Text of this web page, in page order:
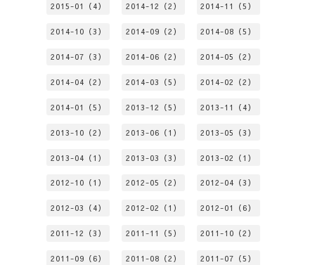
2015-01（4） 2014-12（2） 2014-11（5）
2014-10（3） 2014-09（2） 2014-08（5）
2014-07（3） 2014-06（2） 2014-05（2）
2014-04（2） 2014-03（5） 2014-02（2）
2014-01（5） 2013-12（5） 2013-11（4）
2013-10（2） 2013-06（1） 2013-05（3）
2013-04（1） 2013-03（3） 2013-02（1）
2012-10（1） 2012-05（2） 2012-04（3）
2012-03（4） 2012-02（1） 2012-01（6）
2011-12（3） 2011-11（5） 2011-10（2）
2011-09（6） 2011-08（2） 2011-07（5）